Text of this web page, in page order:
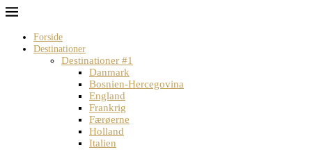
Forside
Destinationer
Destinationer #1
Danmark
Bosnien-Hercegovina
England
Frankrig
Færøerne
Holland
Italien